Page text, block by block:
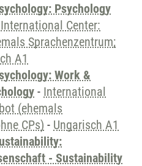
Psychology
International Center:
Sprachenzentrum;
A1
Work &
- International
(ehemals
CPs) - Ungarisch A1
- Sustainability